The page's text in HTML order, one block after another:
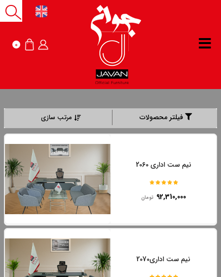
0
فیلتر محصولات مرتب سازی
نیم ست اداری 2060
92,310,000 تومان
نیم ست اداری2070